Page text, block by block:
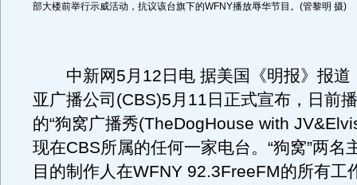
部大楼前举行示威活动，抗议该台旗下的WFNY播放辱华节目。(管黎明 摄)
中新网5月12日电 据美国《明报》报道
亚广播公司(CBS)5月11日正式宣布，日前
的“狗窝广播秀(TheDogHouse with
现在CBS所属的任何一家电台。“狗窝”两名
目的制作人在WFNY 92.3FreeFM的所有工